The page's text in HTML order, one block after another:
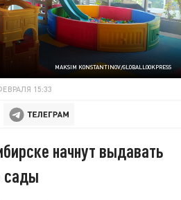
MAKSIM KONSTANTINOV/GLOBALLOOKPRESS
15:33
начнут выдавать
сады